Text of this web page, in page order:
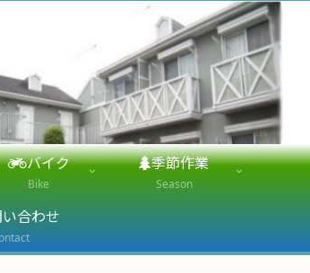
バイク
Bike
季節作業
Season
合わせ